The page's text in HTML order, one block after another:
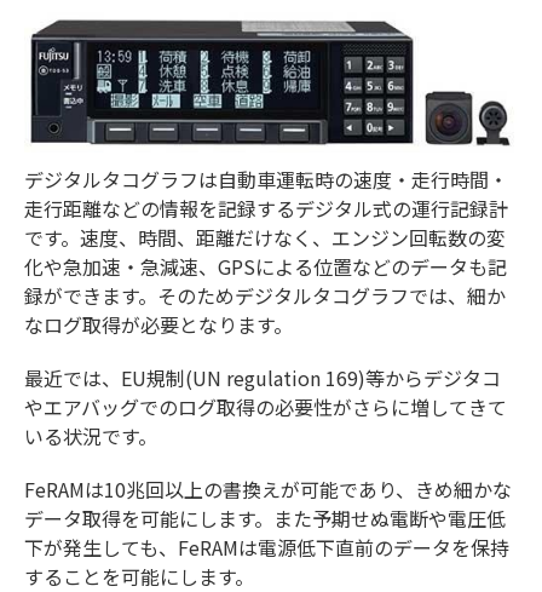
デジタルタコグラフは自動車運転時の速度・走行時間・
走行距離などの情報を​記録するデジタル式の運行記録計
です。速度、時間、距離だけなく、エンジン回転数の変
化や急加速・急減速、GPSによる位置などのデータも記
録ができます。そのためデジタルタコグラフでは、細か
なログ取得が必要となります。
最近では、EU規制(UN regulation 169)等からデジタコ
やエアバッグでのログ取得の必要性がさらに増してきて
いる状況です。
FeRAMは10兆回以上の書換えが可能であり、きめ細かな
データ取得を可能にします。また予期せぬ電断や電圧低
下が発生しても、FeRAMは電源低下直前のデータを保持
することを可能にします。